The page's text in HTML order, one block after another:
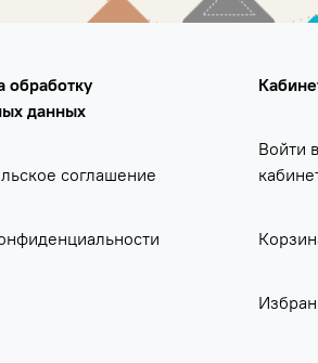
обработку
данных
соглашение
Войти